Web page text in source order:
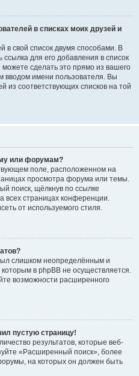
в списках моих друзей и
в свой список двумя способами. В
для его добавления в список
сделать это прямо из вашего
вводом имени пользователя. Вы
из соответствующих списков на той
или форумам?
поле, расположенном на
просмотра форума или темы.
поиск, щёлкнув по ссылке
всех страницах конференции.
от используемого стиля.
слишком неопределённым и
в phpBB не осуществляется.
возможности расширенного
пустую страницу!
результатов, которые веб-
«Расширенный поиск», более
на которых он должен быть